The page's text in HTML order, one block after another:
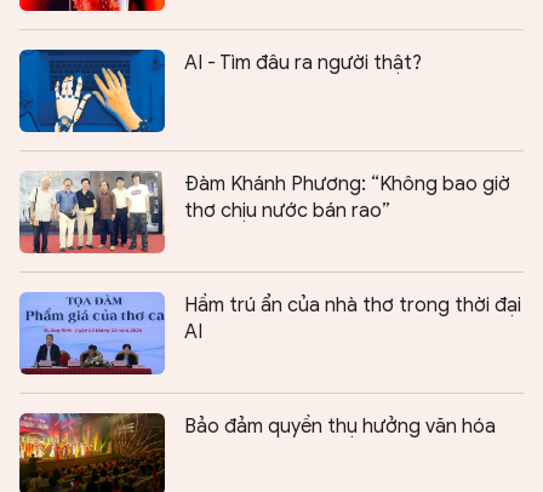
AI - Tìm đâu ra người thật?
Đàm Khánh Phương: “Không bao giờ
thơ chịu nước bán rao”
Hầm trú ẩn của nhà thơ trong thời đại
AI
Bảo đảm quyền thụ hưởng văn hóa